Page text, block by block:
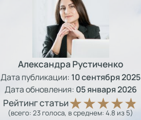
Александра Рустиченко
Дата публикации: 10 сентября 2025
Дата обновления: 05 января 2026
Рейтинг статьи
(всего: 23 голоса, в среднем: 4.8 из 5)